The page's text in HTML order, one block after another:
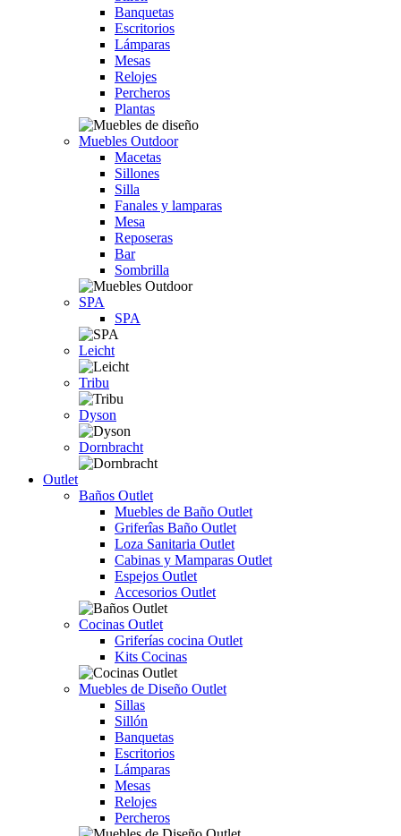
Banquetas
Escritorios
Lámparas
Mesas
Relojes
Percheros
Plantas
Muebles Outdoor
Macetas
Sillones
Silla
Fanales y lamparas
Mesa
Reposeras
Bar
Sombrilla
SPA
SPA
Leicht
Tribu
Dyson
Dornbracht
Outlet
Baños Outlet
Muebles de Baño Outlet
Griferîas Baño Outlet
Loza Sanitaria Outlet
Cabinas y Mamparas Outlet
Espejos Outlet
Accesorios Outlet
Cocinas Outlet
Griferías cocina Outlet
Kits Cocinas
Muebles de Diseño Outlet
Sillas
Sillón
Banquetas
Escritorios
Lámparas
Mesas
Relojes
Percheros